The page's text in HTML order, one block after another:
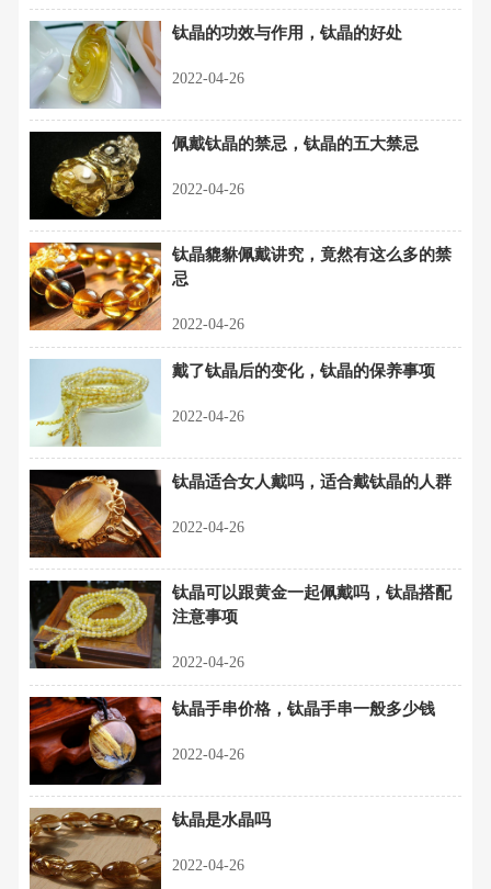
钛晶的功效与作用，钛晶的好处
2022-04-26
佩戴钛晶的禁忌，钛晶的五大禁忌
2022-04-26
钛晶貔貅佩戴讲究，竟然有这么多的禁
忌
2022-04-26
戴了钛晶后的变化，钛晶的保养事项
2022-04-26
钛晶适合女人戴吗，适合戴钛晶的人群
2022-04-26
钛晶可以跟黄金一起佩戴吗，钛晶搭配
注意事项
2022-04-26
钛晶手串价格，钛晶手串一般多少钱
2022-04-26
钛晶是水晶吗
2022-04-26